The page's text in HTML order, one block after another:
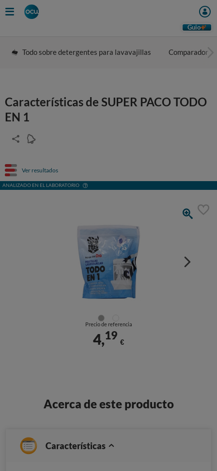
Guio
Todo sobre detergentes para lavavajillas Comparador
Características de SUPER PACO TODO
EN 1
Ver resultados
ANALIZADO EN EL LABORATORIO
Precio de referencia
4,19
€
Acerca de este producto
Características